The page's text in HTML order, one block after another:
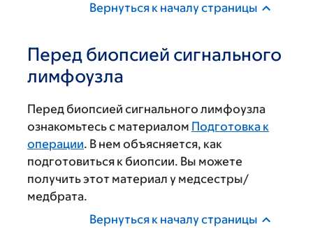
Вернуться к началу страницы
Перед биопсией сигнального
лимфоузла
Перед биопсией сигнального лимфоузла
ознакомьтесь с материалом Подготовка к
операции. В нем объясняется, как
подготовиться к биопсии. Вы можете
получить этот материал у медсестры/
медбрата.
Вернуться к началу страницы